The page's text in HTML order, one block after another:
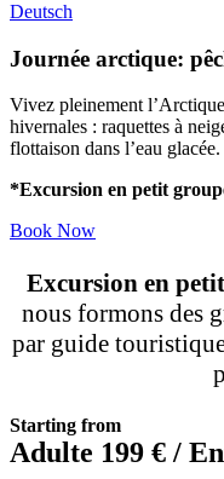
Deutsch
Journée arctique:
Vivez pleinement
hivernales : raquettes à
flottaison dans l’eau glacée.
*Excursion en petit
Book Now
Excursion en
nous formons des
par guide
Starting from
Adulte 199 € /